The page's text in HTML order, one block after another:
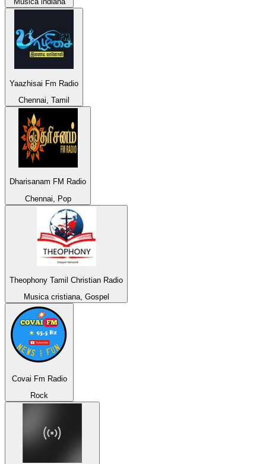
Yaazhisai Fm Radio
Chennai, Tamil
Dharisanam FM Radio
Chennai, Pop
Theophony Tamil Christian Radio
Musica cristiana, Gospel
Covai Fm Radio
Rock